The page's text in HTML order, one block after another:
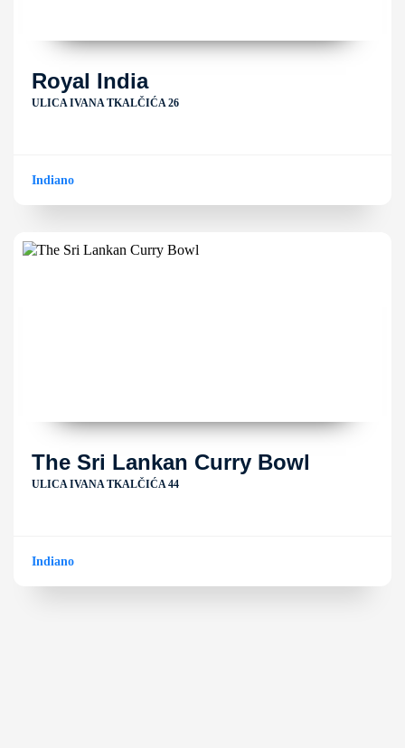
Royal India
ULICA IVANA TKALČIĆA 26
Indiano
The Sri Lankan Curry Bowl
ULICA IVANA TKALČIĆA 44
Indiano